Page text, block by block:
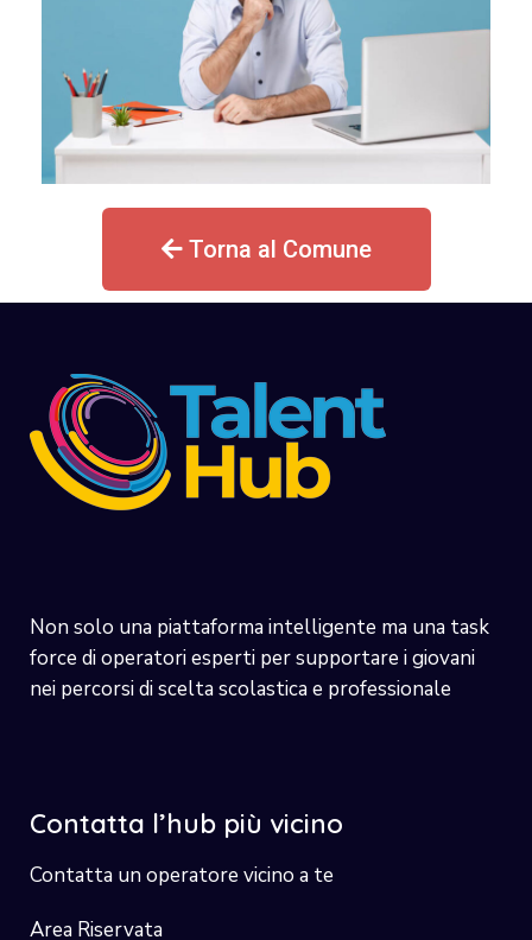
Torna al Comune
Non solo una piattaforma intelligente ma una task
force di operatori esperti per supportare i giovani
nei percorsi di scelta scolastica e professionale
Contatta l’hub più vicino
Contatta un operatore vicino a te
Area Riservata